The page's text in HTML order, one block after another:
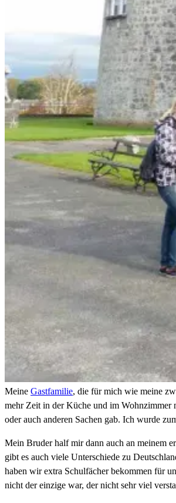
Meine Gastfamilie, die für mich wie meine
mehr Zeit in der Küche und im Wohnzimmer
oder auch anderen Sachen gab. Ich wurde
Mein Bruder half mir dann auch an meinem
gibt es auch viele Unterschiede zu
haben wir extra Schulfächer bekommen für
nicht der einzige war, der nicht sehr viel